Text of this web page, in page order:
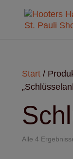
Start/
Alle 4